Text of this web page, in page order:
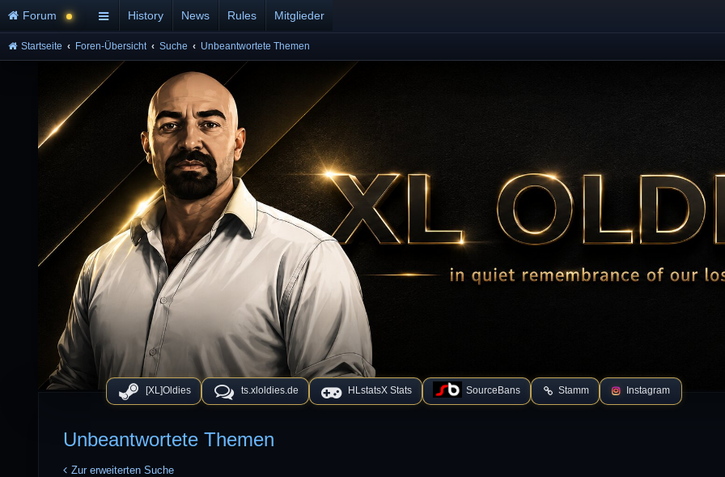
[XL]Oldies ts.xloldies.de HLstatsX Stats SourceBans Stamm Instagram
Forum History News Rules Mitglieder
Startseite Foren-Übersicht Suche Unbeantwortete Themen
Unbeantwortete Themen
Zur erweiterten Suche